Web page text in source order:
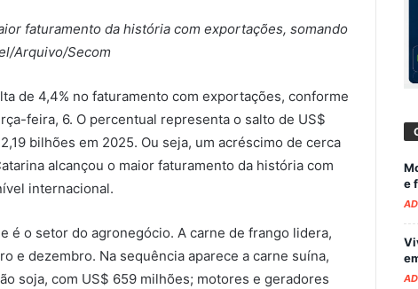
faturamento da história com exportações, somando
Arquivo/Secom
de 4,4% no faturamento com exportações, conforme
feira, 6. O percentual representa o salto de US$
bilhões em 2025. Ou seja, um acréscimo de cerca
alcançou o maior faturamento da história com
internacional.
é o setor do agronegócio. A carne de frango lidera,
e dezembro. Na sequência aparece a carne suína,
soja, com US$ 659 milhões; motores e geradores
e